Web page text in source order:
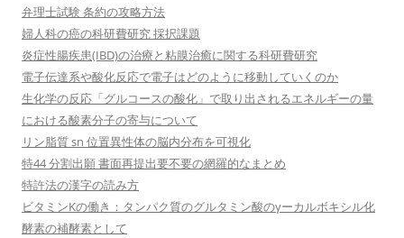
弁理士試験 条約の攻略方法
婦人科の癌の科研費研究 採択課題
炎症性腸疾患(IBD)の治療と粘膜治癒に関する科研費研究
電子伝達系や酸化反応で電子はどのように移動していくのか
生化学の反応「グルコースの酸化」で取り出されるエネルギーの量
における酸素分子の寄与について
リン脂質 sn 位置異性体の脳内分布を可視化
特44 分割出願 書面再提出要不要の網羅的なまとめ
特許法の漢字の読み方
ビタミンKの働き：タンパク質のグルタミン酸のγーカルボキシル化
酵素の補酵素として